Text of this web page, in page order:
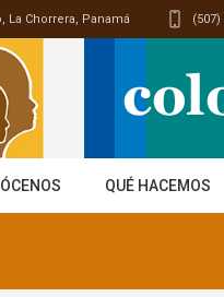
, La Chorrera, Panamá
QUÉ HACEMOS